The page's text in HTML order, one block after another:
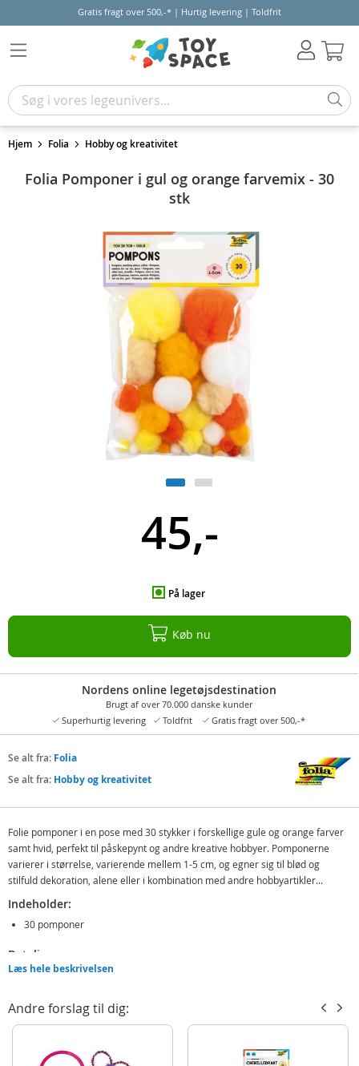
Gratis fragt over 500,-* | Hurtig levering | Toldfrit
Hjem Folia Hobby og kreativitet
Folia Pomponer i gul og orange farvemix - 30
stk
45,-
På lager
Køb nu
Nordens online legetøjsdestination
Brugt af over 70.000 danske kunder
Superhurtig levering
Toldfrit Gratis fragt over 500,-*
Se alt fra: Folia
Se alt fra: Hobby og kreativitet
Folie pomponer i en pose med 30 stykker i forskellige gule og orange farver
samt hvid, perfekt til påskepynt og andre kreative hobbyer. Pomponerne
varierer i størrelse, varierende mellem 1-5 cm, og egner sig til blød og
stilfuld dekoration, alene eller i kombination med andre hobbyartikler...
Indeholder:
30 pomponer
Detaljer:
Mål: 1-5 cm (Ø)
Produktdetaljer
Model 50391
Læs hele beskrivelsen
Andre forslag til dig: